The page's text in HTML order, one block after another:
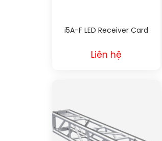
i5A-F LED Receiver Card
Liên hệ